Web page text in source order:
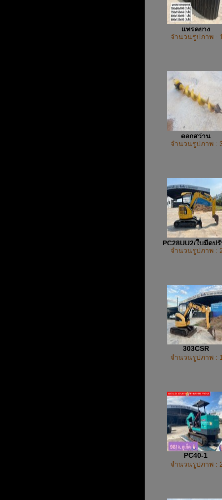
แทรคยาง
จำนวนรูปภาพ :
ดอกสว่าน
จำนวนรูปภาพ :
PC28UU2/ใบมีดป
ทิศทาง
จำนวนรูปภาพ :
303CSR
จำนวนรูปภาพ :
PC40-1
จำนวนรูปภาพ :